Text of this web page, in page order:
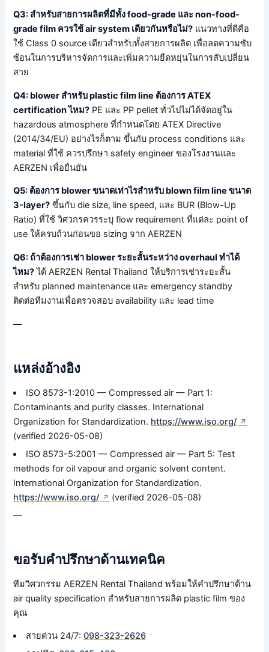
Q3: สำหรับสายการผลิตที่มีทั้ง food-grade และ non-food-
grade film ควรใช้ air system เดียวกันหรือไม่? แนวทางที่ดีคือ
ใช้ Class 0 source เดียวสำหรับทั้งสายการผลิต เพื่อลดความซับ
ซ้อนในการบริหารจัดการและเพิ่มความยืดหยุ่นในการสับเปลี่ยน
สาย
Q4: blower สำหรับ plastic film line ต้องการ ATEX
certification ไหม? PE และ PP pellet ทั่วไปไม่ได้จัดอยู่ใน
hazardous atmosphere ที่กำหนดโดย ATEX Directive
(2014/34/EU) อย่างไรก็ตาม ขึ้นกับ process conditions และ
material ที่ใช้ ควรปรึกษา safety engineer ของโรงงานและ
AERZEN เพื่อยืนยัน
Q5: ต้องการ blower ขนาดเท่าไรสำหรับ blown film line ขนาด
3-layer? ขึ้นกับ die size, line speed, และ BUR (Blow-Up
Ratio) ที่ใช้ วิศวกรควรระบุ flow requirement ที่แต่ละ point of
use ให้ครบถ้วนก่อนขอ sizing จาก AERZEN
Q6: ถ้าต้องการเช่า blower ระยะสั้นระหว่าง overhaul ทำได้
ไหม?ได้ AERZEN Rental Thailand ให้บริการเช่าระยะสั้น
สำหรับ planned maintenance และ emergency standby
ติดต่อทีมงานเพื่อตรวจสอบ availability และ lead time
—
แหล่งอ้างอิง
ISO 8573-1:2010 — Compressed air — Part 1:
Contaminants and purity classes. International
Organization for Standardization. https://www.iso.org/
(verified 2026-05-08)
ISO 8573-5:2001 — Compressed air — Part 5: Test
methods for oil vapour and organic solvent content.
International Organization for Standardization.
https://www.iso.org/
(verified 2026-05-08)
—
ขอรับคำปรึกษาด้านเทคนิค
ทีมวิศวกรรม AERZEN Rental Thailand พร้อมให้คำปรึกษาด้าน
air quality specification สำหรับสายการผลิต plastic film ของ
คุณ
สายด่วน 24/7:098-323-2626